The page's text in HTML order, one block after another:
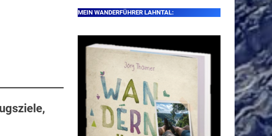
MEIN WANDERFÜHRER LAHNTAL: